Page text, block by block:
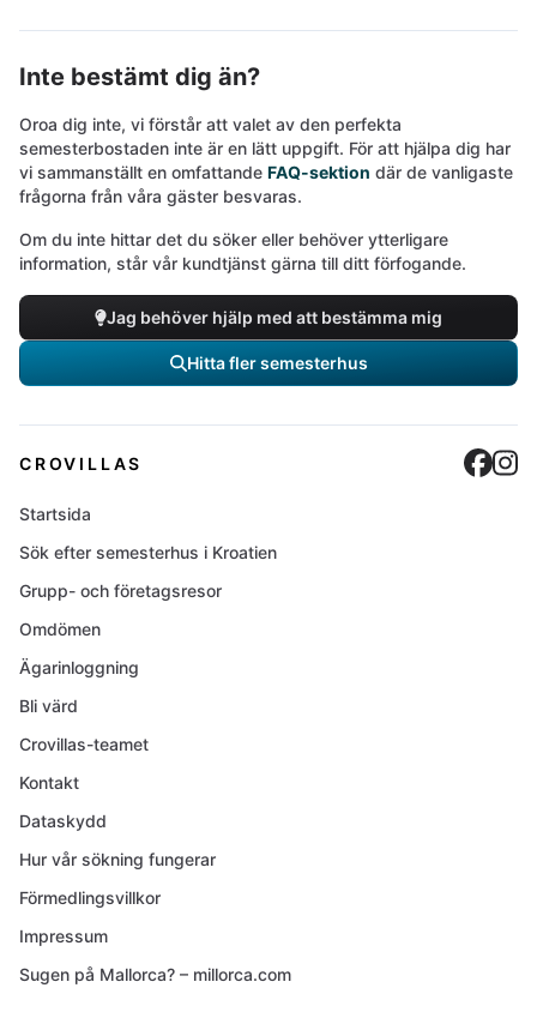
Inte bestämt dig än?
Oroa dig inte, vi förstår att valet av den perfekta
semesterbostaden inte är en lätt uppgift. För att hjälpa dig har
vi sammanställt en omfattande FAQ-sektion där de vanligaste
frågorna från våra gäster besvaras.
Om du inte hittar det du söker eller behöver ytterligare
information, står vår kundtjänst gärna till ditt förfogande.
Jag behöver hjälp med att bestämma mig
Hitta fler semesterhus
CROVILLAS
Startsida
Sök efter semesterhus i Kroatien
Grupp- och företagsresor
Omdömen
Ägarinloggning
Bli värd
Crovillas-teamet
Kontakt
Dataskydd
Hur vår sökning fungerar
Förmedlingsvillkor
Impressum
Sugen på Mallorca? – millorca.com